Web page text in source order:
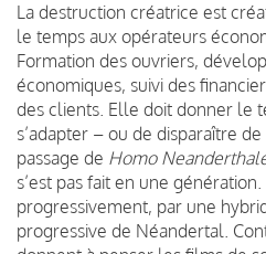
La destruction créatrice est
le temps aux opérateurs
Formation des ouvriers,
économiques, suivi des
des clients. Elle doit donner le
s’adapter – ou de disparaître
passage de Homo
s’est pas fait en une génération.
progressivement, par une
progressive de Néandertal.